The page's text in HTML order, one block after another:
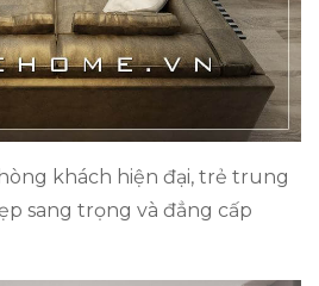
khách hiện đại, trẻ trung
sang trọng và đẳng cấp